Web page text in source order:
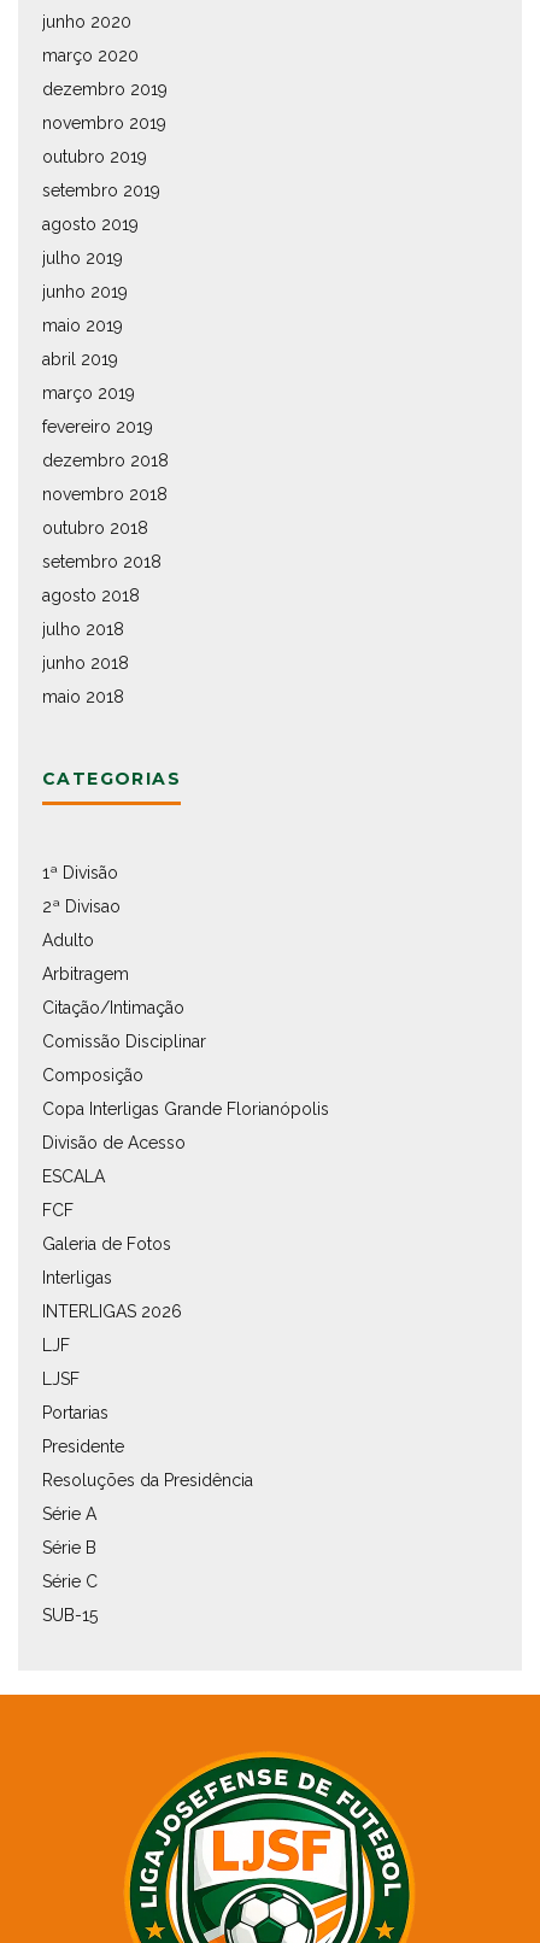
junho 2020
março 2020
dezembro 2019
novembro 2019
outubro 2019
setembro 2019
agosto 2019
julho 2019
junho 2019
maio 2019
abril 2019
março 2019
fevereiro 2019
dezembro 2018
novembro 2018
outubro 2018
setembro 2018
agosto 2018
julho 2018
junho 2018
maio 2018
CATEGORIAS
1ª Divisão
2ª Divisao
Adulto
Arbitragem
Citação/Intimação
Comissão Disciplinar
Composição
Copa Interligas Grande Florianópolis
Divisão de Acesso
ESCALA
FCF
Galeria de Fotos
Interligas
INTERLIGAS 2026
LJF
LJSF
Portarias
Presidente
Resoluções da Presidência
Série A
Série B
Série C
SUB-15